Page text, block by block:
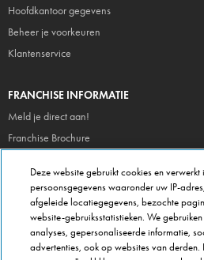
Hoofdkantoor gegevens
Beheer je voorkeuren
Klantenservice
FRANCHISE INFORMATIE
Meld je direct aan!
Franchise Brochure
OVER DOMINOS
Newsroom
Werken bij Domino's
Deze website gebruikt cookies en
persoonsgegevens waaronder uw IP-
afgeleide locatiegegevens, bezochte
website-gebruiksstatistieken. We
analyses, gepersonaliseerde informatie,
advertenties, ook op websites van